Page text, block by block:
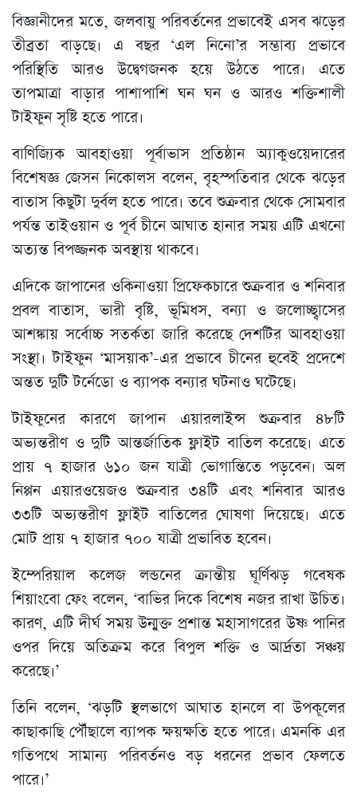
বিজ্ঞানীদের মতে, জলবায়ু পরিবর্তনের প্রভাবেই এসব ঝড়ের
তীব্রতা বাড়ছে। এ বছর ‘এল নিনো’র সম্ভাব্য প্রভাবে
পরিস্থিতি আরও উদ্বেগজনক হয়ে উঠতে পারে। এতে
তাপমাত্রা বাড়ার পাশাপাশি ঘন ঘন ও আরও শক্তিশালী
টাইফুন সৃষ্টি হতে পারে।
বাণিজ্যিক আবহাওয়া পূর্বাভাস প্রতিষ্ঠান অ্যাকুওয়েদারের
বিশেষজ্ঞ জেসন নিকোলস বলেন, বৃহস্পতিবার থেকে ঝড়ের
বাতাস কিছুটা দুর্বল হতে পারে। তবে শুক্রবার থেকে সোমবার
পর্যন্ত তাইওয়ান ও পূর্ব চীনে আঘাত হানার সময় এটি এখনো
অত্যন্ত বিপজ্জনক অবস্থায় থাকবে।
এদিকে জাপানের ওকিনাওয়া প্রিফেকচারে শুক্রবার ও শনিবার
প্রবল বাতাস, ভারী বৃষ্টি, ভূমিধস, বন্যা ও জলোচ্ছ্বাসের
আশঙ্কায় সর্বোচ্চ সতর্কতা জারি করেছে দেশটির আবহাওয়া
সংস্থা। টাইফুন ‘মাসয়াক’-এর প্রভাবে চীনের হুবেই প্রদেশে
অন্তত দুটি টর্নেডো ও ব্যাপক বন্যার ঘটনাও ঘটেছে।
টাইফুনের কারণে জাপান এয়ারলাইন্স শুক্রবার ৪৮টি
অভ্যন্তরীণ ও দুটি আন্তর্জাতিক ফ্লাইট বাতিল করেছে। এতে
প্রায় ৭ হাজার ৬১০ জন যাত্রী ভোগান্তিতে পড়বেন। অল
নিপ্পন এয়ারওয়েজও শুক্রবার ৩৪টি এবং শনিবার আরও
৩৩টি অভ্যন্তরীণ ফ্লাইট বাতিলের ঘোষণা দিয়েছে। এতে
মোট প্রায় ৭ হাজার ৭০০ যাত্রী প্রভাবিত হবেন।
ইম্পেরিয়াল কলেজ লন্ডনের ক্রান্তীয় ঘূর্ণিঝড় গবেষক
শিয়াংবো ফেং বলেন, ‘বাভির দিকে বিশেষ নজর রাখা উচিত।
কারণ, এটি দীর্ঘ সময় উন্মুক্ত প্রশান্ত মহাসাগরের উষ্ণ পানির
ওপর দিয়ে অতিক্রম করে বিপুল শক্তি ও আর্দ্রতা সঞ্চয়
করেছে।’
তিনি বলেন, ‘ঝড়টি স্থলভাগে আঘাত হানলে বা উপকূলের
কাছাকাছি পৌঁছালে ব্যাপক ক্ষয়ক্ষতি হতে পারে। এমনকি এর
গতিপথে সামান্য পরিবর্তনও বড় ধরনের প্রভাব ফেলতে
পারে।’